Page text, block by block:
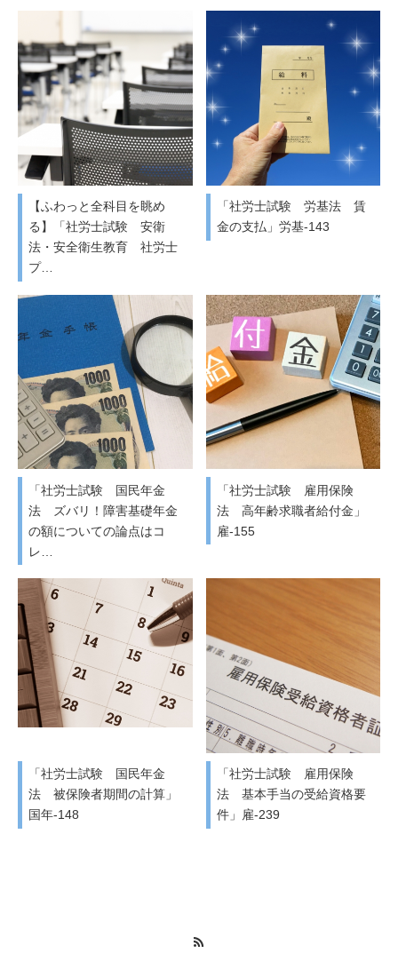
【ふわっと全科目を眺め
る】「社労士試験 安衛
法・安全衛生教育 社労士
プ…
「社労士試験 労基法 賃
金の支払」労基-143
「社労士試験 国民年金
法 ズバリ！障害基礎年金
の額についての論点はコ
レ…
「社労士試験 雇用保険
法 高年齢求職者給付金」
雇-155
「社労士試験 国民年金
法 被保険者期間の計算」
国年-148
「社労士試験 雇用保険
法 基本手当の受給資格要
件」雇-239